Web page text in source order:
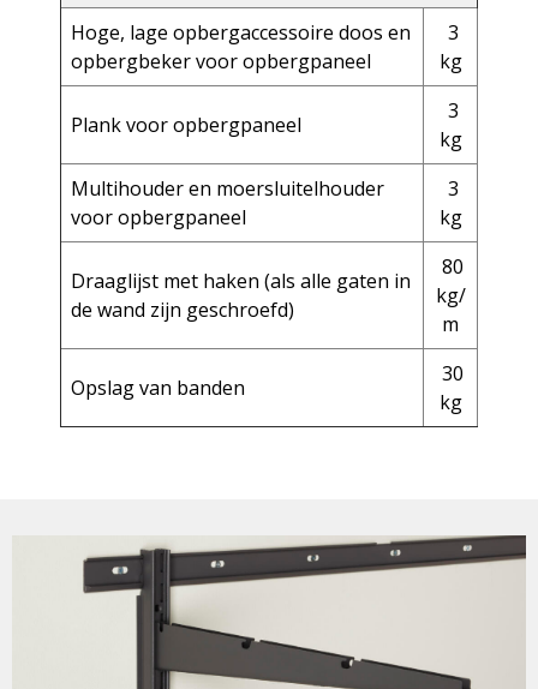
Hoge, lage opbergaccessoire doos en
opbergbeker voor opbergpaneel
3
kg
Plank voor opbergpaneel
3
kg
Multihouder en moersluitelhouder
voor opbergpaneel
3
kg
Draaglijst met haken (als alle gaten in
de wand zijn geschroefd)
80
kg/
m
Opslag van banden
30
kg